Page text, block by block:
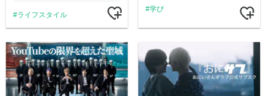
ライフスタイル
学び